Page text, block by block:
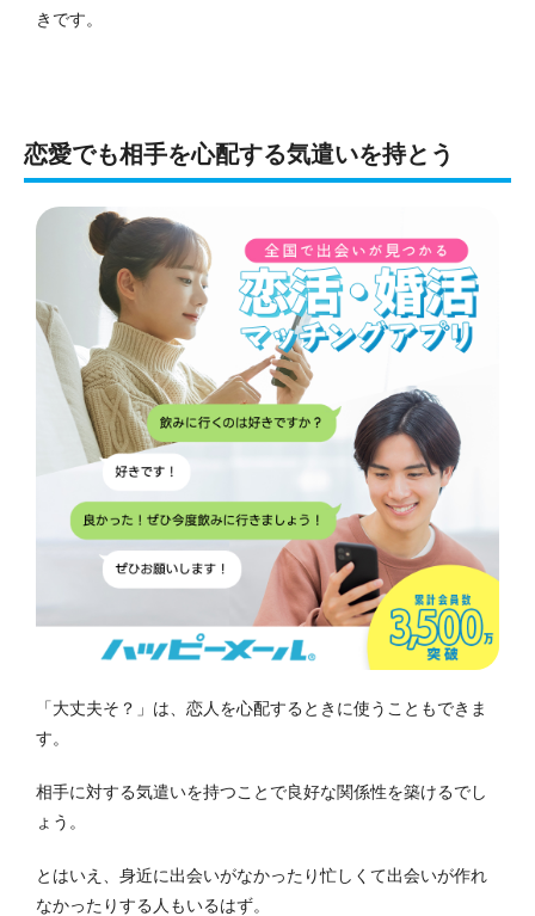
きです。
恋愛でも相手を心配する気遣いを持とう
「大丈夫そ？」は、恋人を心配するときに使うこともできま
す。
相手に対する気遣いを持つことで良好な関係性を築けるでし
ょう。
とはいえ、身近に出会いがなかったり忙しくて出会いが作れ
なかったりする人もいるはず。